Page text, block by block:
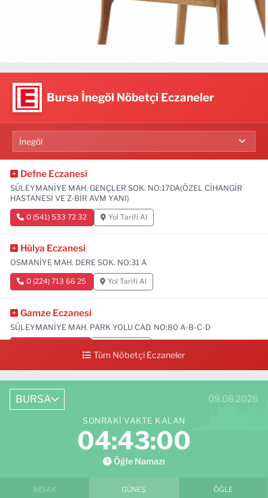
Bursa İnegöl Nöbetçi Eczaneler
Defne Eczanesi
SÜLEYMANİYE MAH. GENÇLER SOK. NO:17DA(ÖZEL CİHANGİR
HASTANESİ VE Z-BİR AVM YANI)
0 (541) 533 72 32 Yol Tarifi Al
Hülya Eczanesi
OSMANİYE MAH. DERE SOK. NO:31 A
0 (224) 713 66 25 Yol Tarifi Al
Gamze Eczanesi
SÜLEYMANİYE MAH. PARK YOLU CAD. NO:80 A-B-C-D
Tüm Nöbetçi Eczaneler
BURSA 09.08.2026
SONRAKI VAKTE KALAN
04:42:59
Öğle Namazı
İMSAK GÜNEŞ ÖĞLE